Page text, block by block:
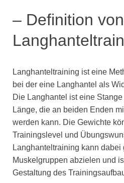
– Definition von
Langhanteltraining ist eine
bei der eine Langhantel als
Die Langhantel ist eine
Länge, die an beiden Enden
werden kann. Die Gewichte
Trainingslevel und
Langhanteltraining kann dabei
Muskelgruppen abzielen und
Gestaltung des